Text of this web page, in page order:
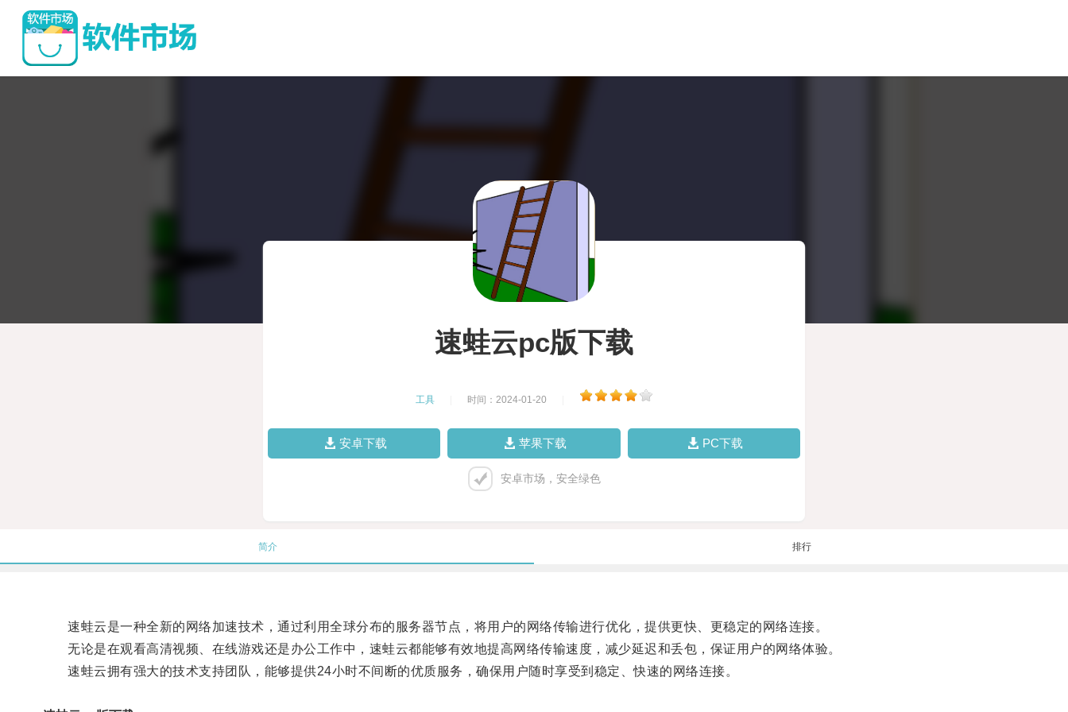
速蛙云pc版下载
工具 时间：2024-01-20
安卓下载 苹果下载 PC下载
安卓市场，安全绿色
简介 排行
速蛙云是一种全新的网络加速技术，通过利用全球分布的服务器节点，将用户的网络传输进行优化，提供更快、更稳定的网络连接。
无论是在观看高清视频、在线游戏还是办公工作中，速蛙云都能够有效地提高网络传输速度，减少延迟和丢包，保证用户的网络体验。
速蛙云拥有强大的技术支持团队，能够提供24小时不间断的优质服务，确保用户随时享受到稳定、快速的网络连接。